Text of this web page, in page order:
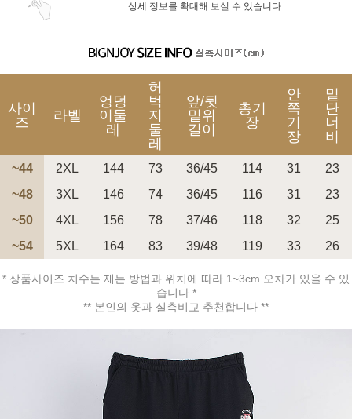
상세 정보를 확대해 보실 수 있습니다.
사이
즈
라벨
엉덩
이둘
레
허
벅
지
둘
레
앞/뒷
밑위
길이
총기
장
안
쪽
기
장
밑
단
너
비
~44 2XL 144 73 36/45 114 31
23
~48
3XL 146 74 36/45 116 31
23
~50
4XL 156 78 37/46 118 32
25
~54
5XL 164 83 39/48 119 33 26
* 상품사이즈 치수는 재는 방법과 위치에 따라 1~3cm 오차가 있을 수 있
습니다 *
** 본인의 옷과 실측비교 추천합니다 **